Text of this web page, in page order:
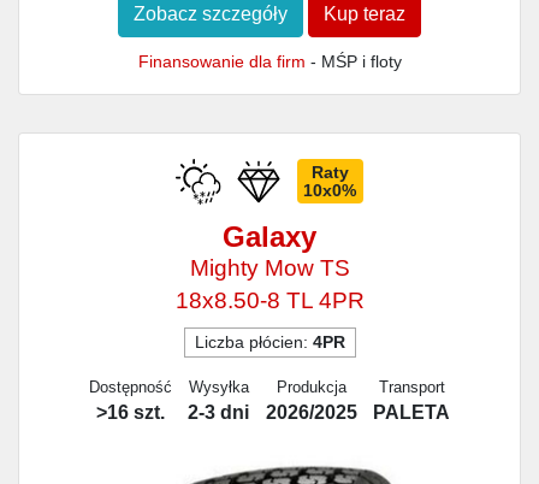
Zobacz szczegóły Kup teraz
Finansowanie dla firm - MŚP i floty
Raty
10x0%
Galaxy
Mighty Mow TS
18x8.50-8 TL 4PR
Liczba płócien: 4PR
Dostępność
>16 szt.
Wysyłka
2-3 dni
Produkcja
2026/2025
Transport
PALETA